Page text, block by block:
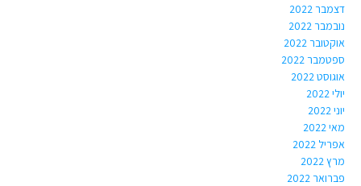
דצמבר 2022
נובמבר 2022
אוקטובר 2022
ספטמבר 2022
אוגוסט 2022
יולי 2022
יוני 2022
מאי 2022
אפריל 2022
מרץ 2022
פברואר 2022